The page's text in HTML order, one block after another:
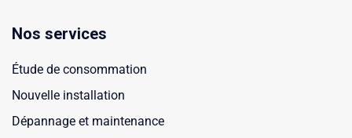
Nos services
Étude de consommation
Nouvelle installation
Dépannage et maintenance